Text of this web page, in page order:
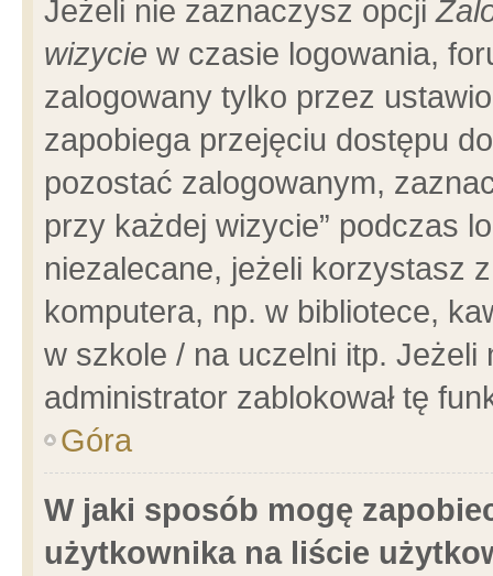
Jeżeli nie zaznaczysz opcji
wizycie w czasie logowania,
zalogowany tylko przez
zapobiega przejęciu dostępu
pozostać zalogowanym,
przy każdej wizycie” podczas
niezalecane, jeżeli korzystasz
komputera, np. w bibliotece,
w szkole / na uczelni itp.
administrator zablokował tę
Góra
W jaki sposób mogę
użytkownika na liście